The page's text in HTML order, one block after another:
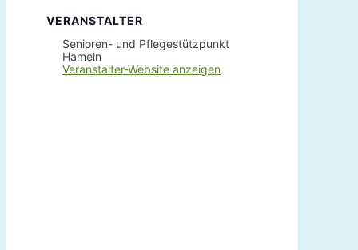
VERANSTALTER
Senioren- und Pflegestützpunkt
Hameln
Veranstalter-Website anzeigen